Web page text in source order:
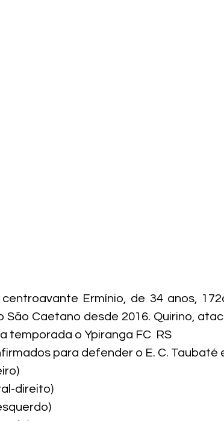
Ermínio, de 34 anos,
São Caetano desde 2016. Quirino,
temporada o Ypiranga FC  RS
para defender o E. C. Taubaté
direito)